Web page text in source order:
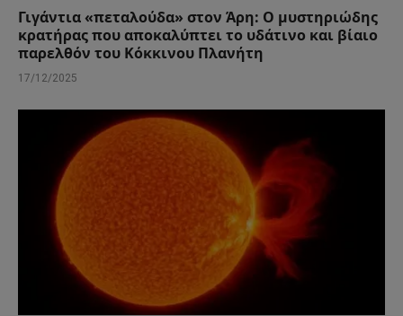
Γιγάντια «πεταλούδα» στον Άρη: Ο μυστηριώδης
κρατήρας που αποκαλύπτει το υδάτινο και βίαιο
παρελθόν του Κόκκινου Πλανήτη
17/12/2025